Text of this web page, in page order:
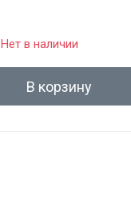
Нет в наличии
В корзину